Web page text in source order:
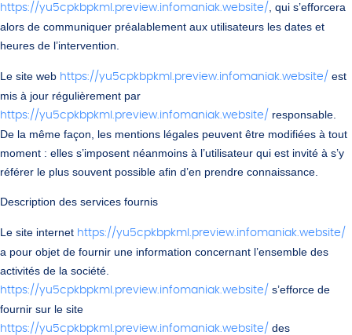
https://yu5cpkbpkml.preview.infomaniak.website/, qui s’efforcera
alors de communiquer préalablement aux utilisateurs les dates et
heures de l’intervention.
Le site web https://yu5cpkbpkml.preview.infomaniak.website/ est
mis à jour régulièrement par
https://yu5cpkbpkml.preview.infomaniak.website/ responsable.
De la même façon, les mentions légales peuvent être modifiées à tout
moment : elles s’imposent néanmoins à l’utilisateur qui est invité à s’y
référer le plus souvent possible afin d’en prendre connaissance.
Description des services fournis
Le site internet https://yu5cpkbpkml.preview.infomaniak.website/
a pour objet de fournir une information concernant l’ensemble des
activités de la société.
https://yu5cpkbpkml.preview.infomaniak.website/ s’efforce de
fournir sur le site
https://yu5cpkbpkml.preview.infomaniak.website/ des